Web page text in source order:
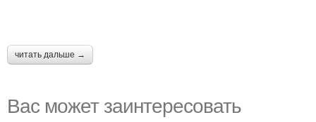
читать дальше →
Вас может заинтересовать